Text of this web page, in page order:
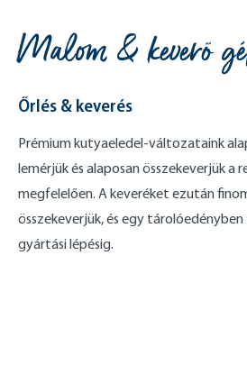
Malom &
Őrlés & keverés
Prémium kutyaeledel-változataink
lemérjük és alaposan összekeverjük a
megfelelően. A keveréket ezután
összekeverjük, és egy
gyártási lépésig.